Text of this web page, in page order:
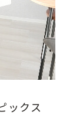
ックス